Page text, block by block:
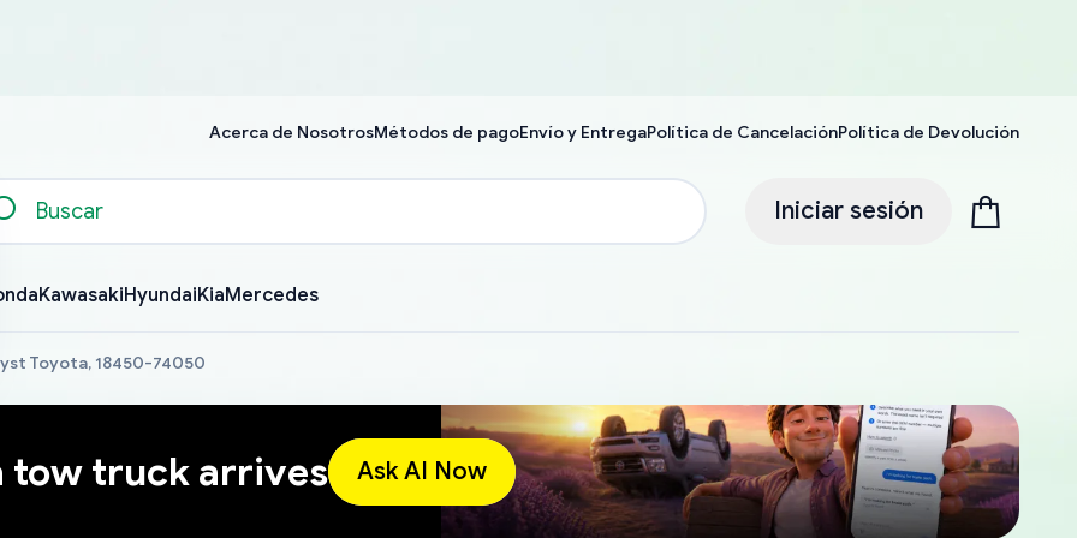
Acerca de NosotrosMétodos de pagoEnvío y EntregaPolítica de CancelaciónPolítica de Devolución
Iniciar sesión
KawasakiHyundaiKiaMercedes
Toyota, 18450-74050
tow truck arrives Ask AI Now